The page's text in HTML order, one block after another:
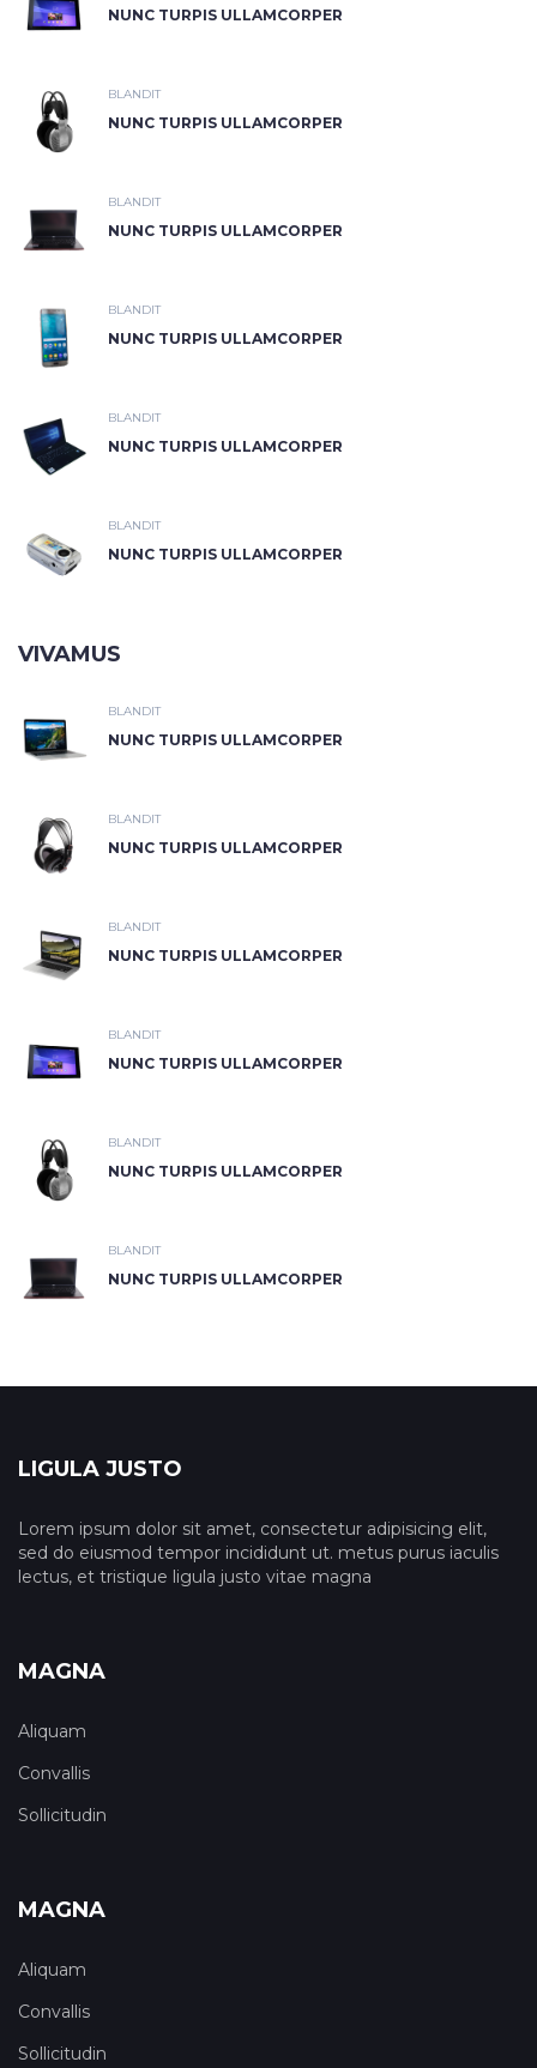
NUNC TURPIS ULLAMCORPER
BLANDIT
NUNC TURPIS ULLAMCORPER
BLANDIT
NUNC TURPIS ULLAMCORPER
BLANDIT
NUNC TURPIS ULLAMCORPER
BLANDIT
NUNC TURPIS ULLAMCORPER
BLANDIT
NUNC TURPIS ULLAMCORPER
VIVAMUS
BLANDIT
NUNC TURPIS ULLAMCORPER
BLANDIT
NUNC TURPIS ULLAMCORPER
BLANDIT
NUNC TURPIS ULLAMCORPER
BLANDIT
NUNC TURPIS ULLAMCORPER
BLANDIT
NUNC TURPIS ULLAMCORPER
BLANDIT
NUNC TURPIS ULLAMCORPER
LIGULA JUSTO
Lorem ipsum dolor sit amet, consectetur adipisicing elit,
sed do eiusmod tempor incididunt ut. metus purus iaculis
lectus, et tristique ligula justo vitae magna
MAGNA
Aliquam
Convallis
Sollicitudin
MAGNA
Aliquam
Convallis
Sollicitudin